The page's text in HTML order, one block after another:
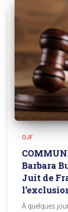
OJF
Barbara
Juit de
À quelques